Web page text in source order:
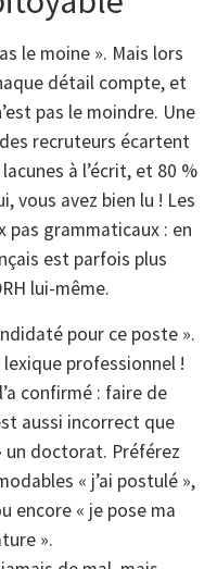
le moine ». Mais lors
détail compte, et
pas le moindre. Une
recruteurs écartent
à l’écrit, et 80 %
vous avez bien lu ! Les
pas grammaticaux : en
est parfois plus
lui-même.
pour ce poste ».
professionnel !
confirmé : faire de
aussi incorrect que
un doctorat. Préférez
« j’ai postulé »,
encore « je pose ma
».